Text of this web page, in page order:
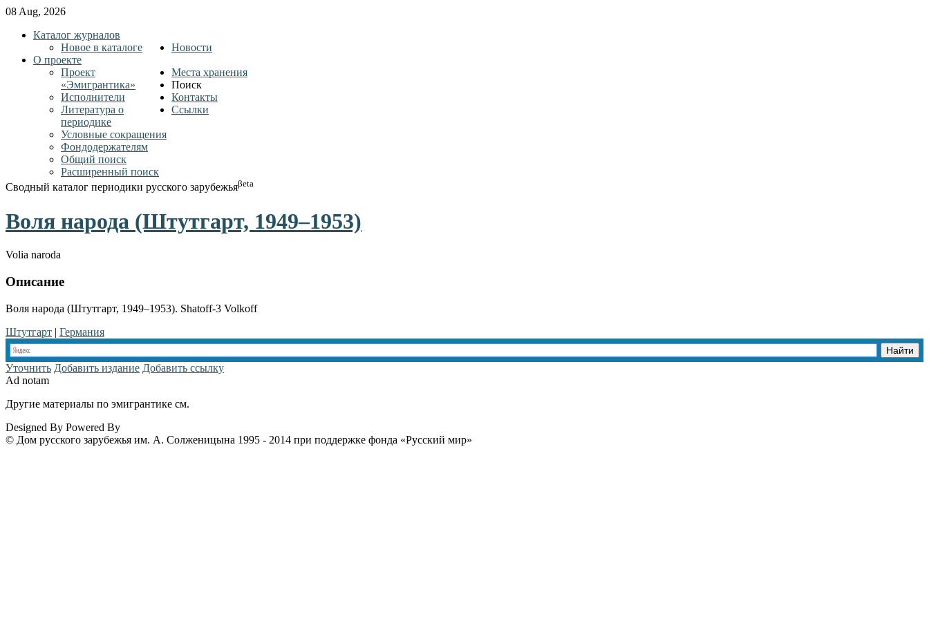
08 Aug, 2026
Каталог журналов
Новое в каталоге
Новости
О проекте
Проект
«Эмигрантика»
Исполнители
Литература о
периодике
Условные сокращения
Фондодержателям
Места хранения
Поиск
Общий поиск
Расширенный поиск
Контакты
Ссылки
Сводный каталог периодики русского зарубежьяβeta
Воля народа (Штутгарт, 1949–1953)
Volia naroda
Описание
Воля народа (Штутгарт, 1949–1953). Shatoff-3 Volkoff
Штутгарт | Германия
Уточнить Добавить издание Добавить ссылку
Ad notam
Другие материалы по эмигрантике см.
Designed By Powered By
© Дом русского зарубежья им. А. Солженицына 1995 - 2014 при поддержке фонда «Русский мир»